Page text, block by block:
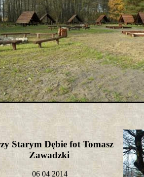
Starym Dębie fot Tomasz
Zawadzki
06 04 2014